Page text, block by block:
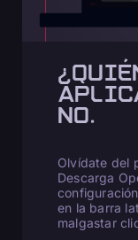
NO.
Olvídate del
Descarga
en la barra
malgastar